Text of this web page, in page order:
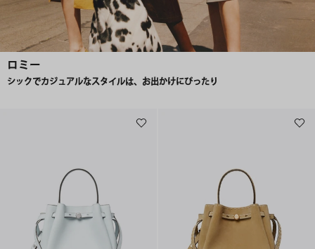
ロミー
シックでカジュアルなスタイルは、お出かけにぴったり